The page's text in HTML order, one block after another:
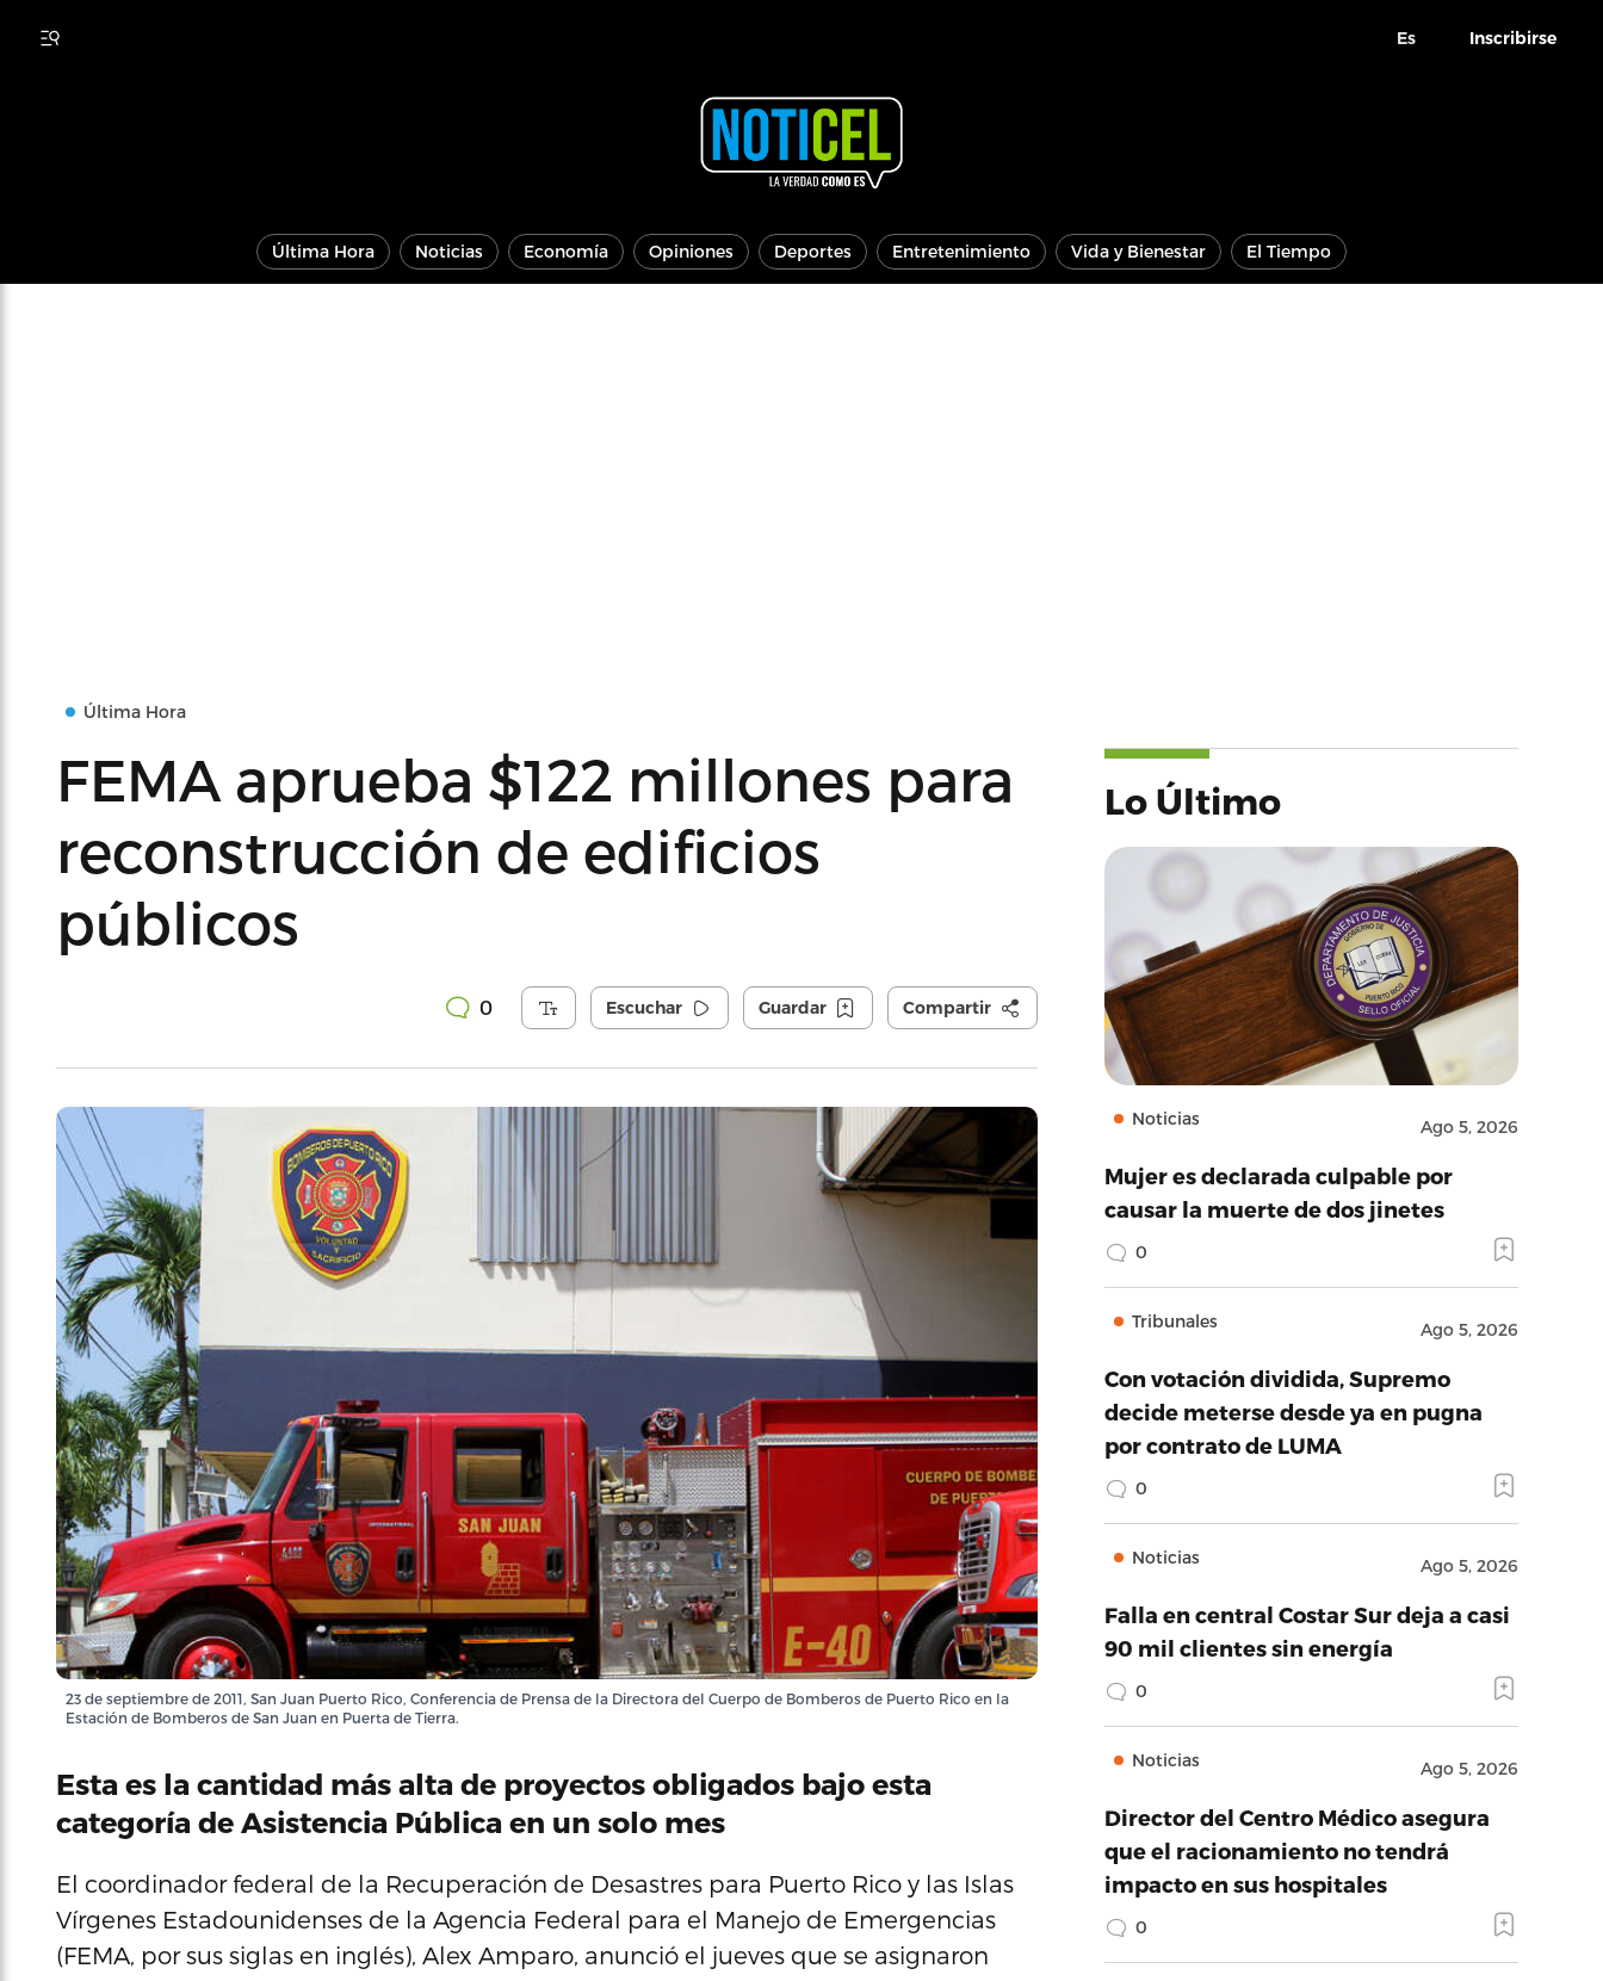
Es Inscribirse
Última Hora Noticias Economía Opiniones Deportes Entretenimiento Vida y Bienestar El Tiempo
Última Hora
FEMA aprueba $122 millones para
reconstrucción de edificios
públicos
0 Escuchar Guardar Compartir
23 de septiembre de 2011, San Juan Puerto Rico, Conferencia de Prensa de la Directora del Cuerpo de Bomberos de Puerto Rico en la
Estación de Bomberos de San Juan en Puerta de Tierra.
Esta es la cantidad más alta de proyectos obligados bajo esta
categoría de Asistencia Pública en un solo mes
El coordinador federal de la Recuperación de Desastres para Puerto Rico y las Islas
Vírgenes Estadounidenses de la Agencia Federal para el Manejo de Emergencias
(FEMA, por sus siglas en inglés), Alex Amparo, anunció el jueves que se asignaron
Lo Último
Noticias Ago 5, 2026
Mujer es declarada culpable por
causar la muerte de dos jinetes
0
Tribunales Ago 5, 2026
Con votación dividida, Supremo
decide meterse desde ya en pugna
por contrato de LUMA
0
Noticias Ago 5, 2026
Falla en central Costar Sur deja a casi
90 mil clientes sin energía
0
Noticias Ago 5, 2026
Director del Centro Médico asegura
que el racionamiento no tendrá
impacto en sus hospitales
0